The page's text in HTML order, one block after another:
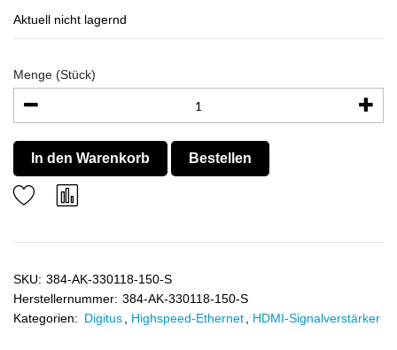
Aktuell nicht lagernd
Menge (Stück)
In den Warenkorb Bestellen
SKU: 384-AK-330118-150-S
Herstellernummer: 384-AK-330118-150-S
Kategorien: Digitus Highspeed-Ethernet HDMI-Signalverstärker